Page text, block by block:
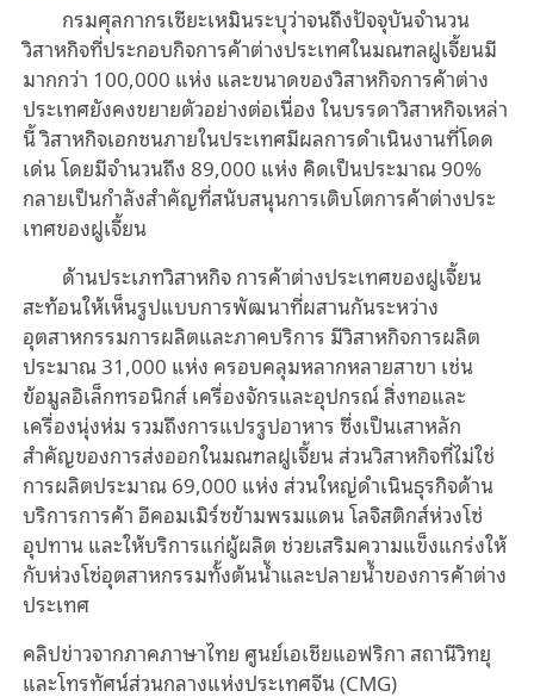
Video
กรมศุลกากรเซียะเหมินระบุว่าจนถึงปัจจุบันจำนวน
วิสาหกิจที่ประกอบกิจการค้าต่างประเทศในมณฑลฝูเจี้ยนมี
มากกว่า 100,000 แห่ง และขนาดของวิสาหกิจการค้าต่าง
ประเทศยังคงขยายตัวอย่างต่อเนื่อง ในบรรดาวิสาหกิจเหล่า
นี้ วิสาหกิจเอกชนภายในประเทศมีผลการดำเนินงานที่โดด
เด่น โดยมีจำนวนถึง 89,000 แห่ง คิดเป็นประมาณ 90%
กลายเป็นกำลังสำคัญที่สนับสนุนการเติบโตการค้าต่างประ
เทศของฝูเจี้ยน
ด้านประเภทวิสาหกิจ การค้าต่างประเทศของฝูเจี้ยน
สะท้อนให้เห็นรูปแบบการพัฒนาที่ผสานกันระหว่าง
อุตสาหกรรมการผลิตและภาคบริการ มีวิสาหกิจการผลิต
ประมาณ 31,000 แห่ง ครอบคลุมหลากหลายสาขา เช่น
ข้อมูลอิเล็กทรอนิกส์ เครื่องจักรและอุปกรณ์ สิ่งทอและ
เครื่องนุ่งห่ม รวมถึงการแปรรูปอาหาร ซึ่งเป็นเสาหลัก
สำคัญของการส่งออกในมณฑลฝูเจี้ยน ส่วนวิสาหกิจที่ไม่ใช่
การผลิตประมาณ 69,000 แห่ง ส่วนใหญ่ดำเนินธุรกิจด้าน
บริการการค้า อีคอมเมิร์ซข้ามพรมแดน โลจิสติกส์ห่วงโซ่
อุปทาน และให้บริการแก่ผู้ผลิต ช่วยเสริมความแข็งแกร่งให้
กับห่วงโซ่อุตสาหกรรมทั้งต้นน้ำและปลายน้ำของการค้าต่าง
ประเทศ
คลิปข่าวจากภาคภาษาไทย ศูนย์เอเชียแอฟริกา สถานีวิทยุ
และโทรทัศน์ส่วนกลางแห่งประเทศจีน (CMG)